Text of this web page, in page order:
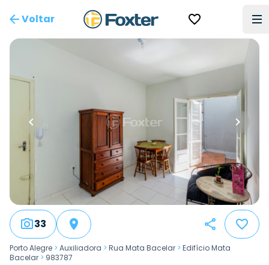
Voltar
33
Porto Alegre > Auxiliadora > Rua Mata Bacelar > Edifício Mata
Bacelar > 983787